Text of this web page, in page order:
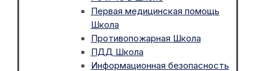
Первая медицинская помощь
Школа
Противопожарная Школа
ПДД Школа
Информационная безопасность